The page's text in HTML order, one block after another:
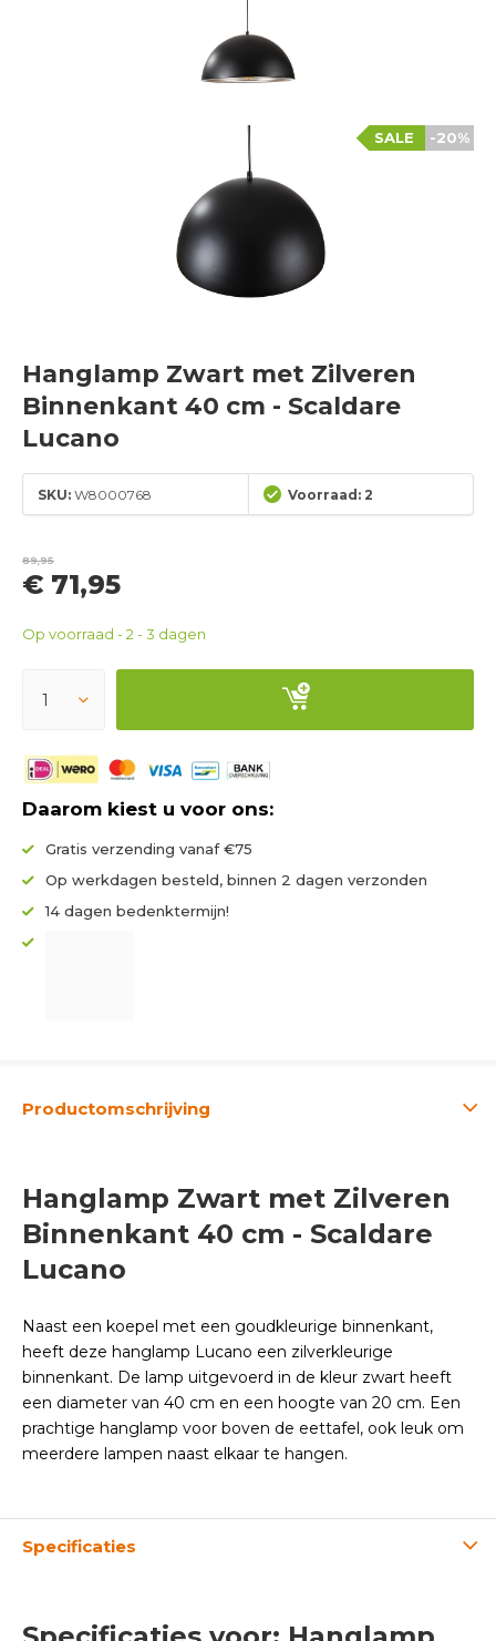
-20%
SALE
Hanglamp Zwart met Zilveren
Binnenkant 40 cm - Scaldare
Lucano
SKU: W8000768 Voorraad: 2
89,95
€ 71,95
Op voorraad - 2 - 3 dagen
Daarom kiest u voor ons:
Gratis verzending vanaf €75
Op werkdagen besteld, binnen 2 dagen verzonden
14 dagen bedenktermijn!
Productomschrijving
Hanglamp Zwart met Zilveren
Binnenkant 40 cm - Scaldare
Lucano
Naast een koepel met een goudkleurige binnenkant,
heeft deze hanglamp Lucano een zilverkleurige
binnenkant. De lamp uitgevoerd in de kleur zwart heeft
een diameter van 40 cm en een hoogte van 20 cm. Een
prachtige hanglamp voor boven de eettafel, ook leuk om
meerdere lampen naast elkaar te hangen.
Specificaties